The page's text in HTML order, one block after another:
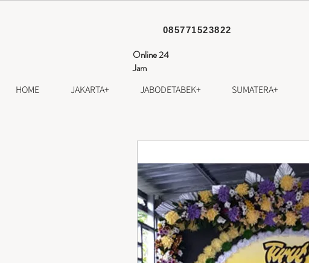
085771523822
Online 24
Jam
HOME JAKARTA+ JABODETABEK+ SUMATERA+